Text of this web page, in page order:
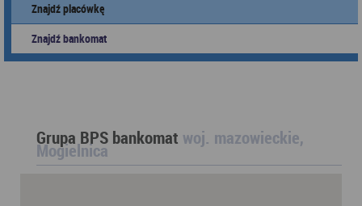
Znajdź placówkę
Znajdź bankomat
Grupa BPS bankomat woj. mazowieckie,
Mogielnica